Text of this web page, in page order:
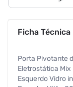
Ficha Técnica
Porta Pivotante
Eletrostática Mix
Esquerdo Vidro